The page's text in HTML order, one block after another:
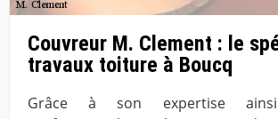
Couvreur M. Clement : le
travaux toiture à Boucq
Grâce à son expertise